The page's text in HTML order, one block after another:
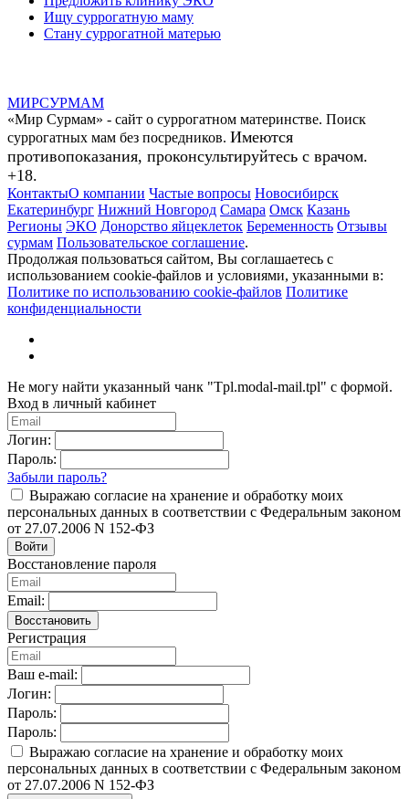
Ищу суррогатную маму
Стану суррогатной матерью
МИРСУРМАМ
«Мир Сурмам» - сайт о суррогатном материнстве. Поиск
суррогатных мам без посредников. Имеются
противопоказания, проконсультируйтесь с врачом.
+18.
КонтактыО компании Частые вопросы Новосибирск
Екатеринбург Нижний Новгород Самара Омск Казань
Регионы ЭКО Донорство яйцеклеток Беременность Отзывы
сурмам Пользовательское соглашение.
Продолжая пользоваться сайтом, Вы соглашаетесь с
использованием cookie-файлов и условиями, указанными в:
Политике по использованию cookie-файлов Политике
конфиденциальности
Не могу найти указанный чанк "Tpl.modal-mail.tpl" с формой.
Вход в личный кабинет
Логин:
Пароль:
Забыли пароль?
Выражаю согласие на хранение и обработку моих
персональных данных в соответствии с Федеральным законом
от 27.07.2006 N 152-ФЗ
Войти
Восстановление пароля
Email:
Восстановить
Регистрация
Ваш e-mail:
Логин:
Пароль:
Пароль:
Выражаю согласие на хранение и обработку моих
персональных данных в соответствии с Федеральным законом
от 27.07.2006 N 152-ФЗ